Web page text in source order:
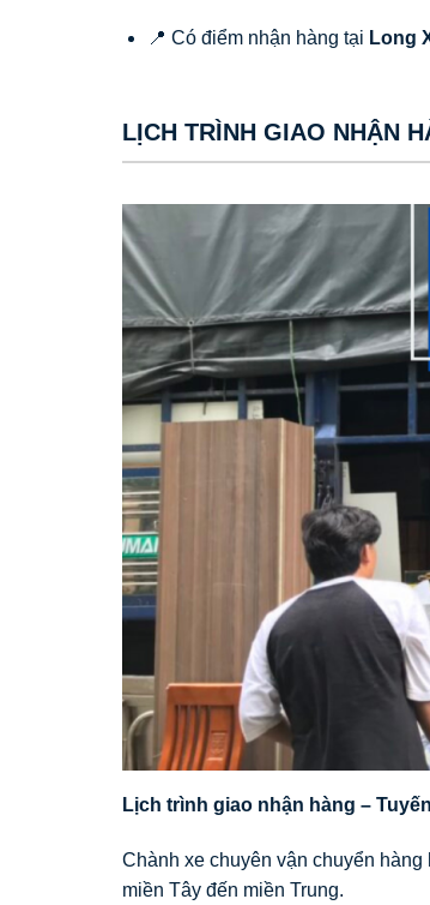
📍 Có điểm nhận hàng tại Long
LỊCH TRÌNH GIAO NHẬN
Lịch trình giao nhận hàng –
Chành xe chuyên vận chuyển
miền Tây đến miền Trung.